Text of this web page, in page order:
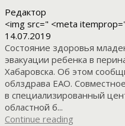
Редактор
<img src=" <meta
14.07.2019
Состояние здоровья
эвакуации ребенка в
Хабаровска. Об этом
облздрава ЕАО.
в специализированный
областной б...
Continue reading